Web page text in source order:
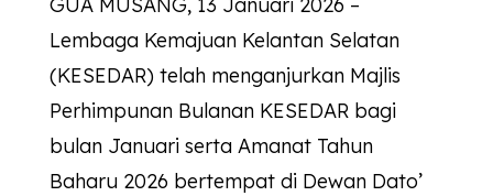
Lembaga Kemajuan Kelantan Selatan
(KESEDAR) telah menganjurkan Majlis
Perhimpunan Bulanan KESEDAR bagi
bulan Januari serta Amanat Tahun
Baharu 2026 bertempat di Dewan Dato’